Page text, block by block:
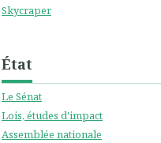
Skycraper
État
Le Sénat
Lois, études d'impact
Assemblée nationale